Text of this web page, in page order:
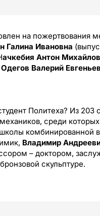
на пожертвования
Галина Ивановна
ачкебия Антон
Одегов Валерий
Политеха? Из 203
среди
комбинированной
Владимир
– доктором,
скульптуре.